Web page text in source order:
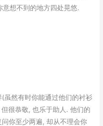
想不到的地方四处晃悠.
虽然有时你能通过他们的衬衫
很恭敬, 也乐于助人. 他们的
你至少两遍, 却从不理会你